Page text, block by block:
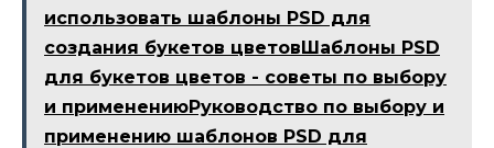
использовать шаблоны PSD для
создания букетов цветовШаблоны PSD
для букетов цветов - советы по выбору
и применениюРуководство по выбору и
применению шаблонов PSD для